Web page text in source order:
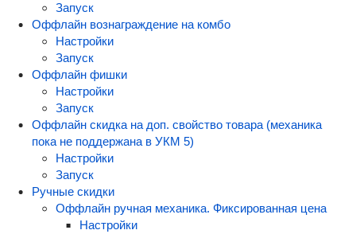
Запуск
Оффлайн вознаграждение на комбо
Настройки
Запуск
Оффлайн фишки
Настройки
Запуск
Оффлайн скидка на доп. свойство товара (механика
пока не поддержана в УКМ 5)
Настройки
Запуск
Ручные скидки
Оффлайн ручная механика. Фиксированная цена
Настройки